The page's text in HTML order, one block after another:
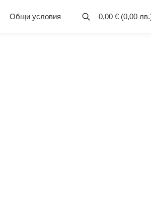
Общи условия 0,00 € (0,00 лв.